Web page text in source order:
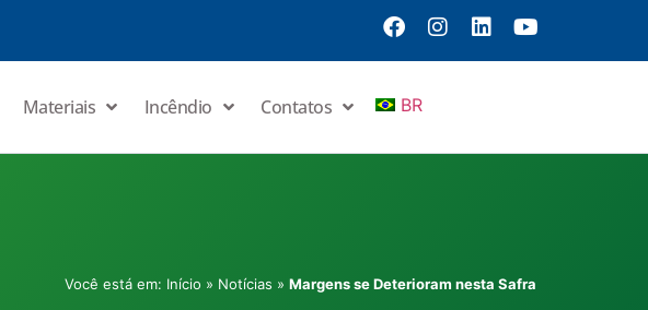
Materiais Incêndio Contatos BR
Você está em: Início » Notícias » Margens se Deterioram nesta Safra